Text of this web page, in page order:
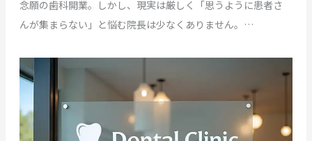
念願の歯科開業。しかし、現実は厳しく「思うように患者さ
んが集まらない」と悩む院長は少なくありません。…